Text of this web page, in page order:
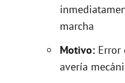
marcha
Motivo: Error
avería